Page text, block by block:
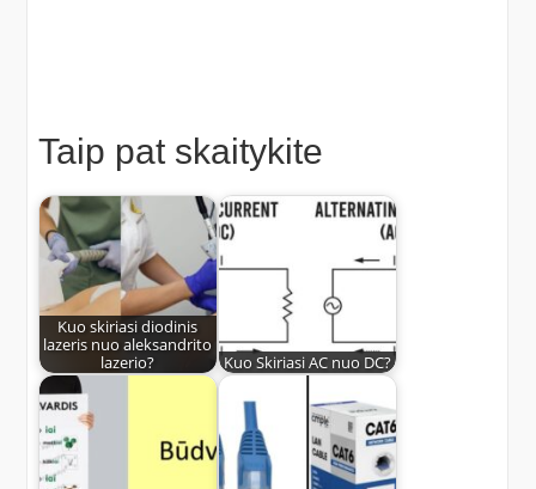
Taip pat skaitykite
Kuo skiriasi diodinis
lazeris nuo aleksandrito
lazerio?
Kuo Skiriasi AC nuo DC?